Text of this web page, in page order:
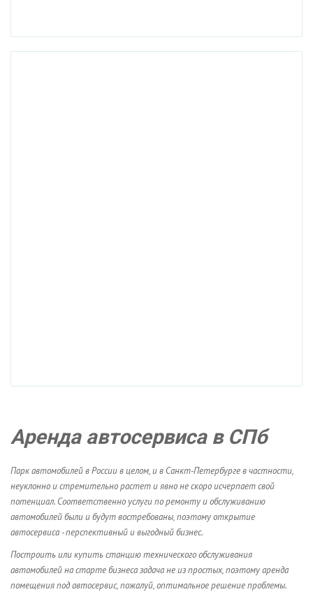
Аренда автосервиса в СПб
Парк автомобилей в России в целом, и в Санкт-Петербурге в частности,
неуклонно и стремительно растет и явно не скоро исчерпает свой
потенциал. Соответственно услуги по ремонту и обслуживанию
автомобилей были и будут востребованы, поэтому открытие
автосервиса - перспективный и выгодный бизнес.
Построить или купить станцию технического обслуживания
автомобилей на старте бизнеса задача не из простых, поэтому аренда
помещения под автосервис, пожалуй, оптимальное решение проблемы.